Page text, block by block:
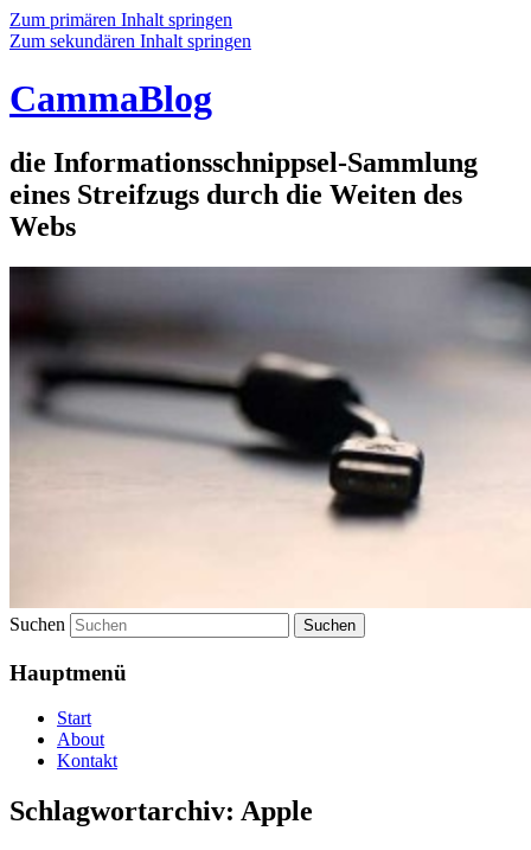
Zum primären Inhalt springen
Zum sekundären Inhalt springen
CammaBlog
die Informationsschnippsel-Sammlung
eines Streifzugs durch die Weiten des
Webs
Suchen
Hauptmenü
Start
About
Kontakt
Schlagwortarchiv: Apple